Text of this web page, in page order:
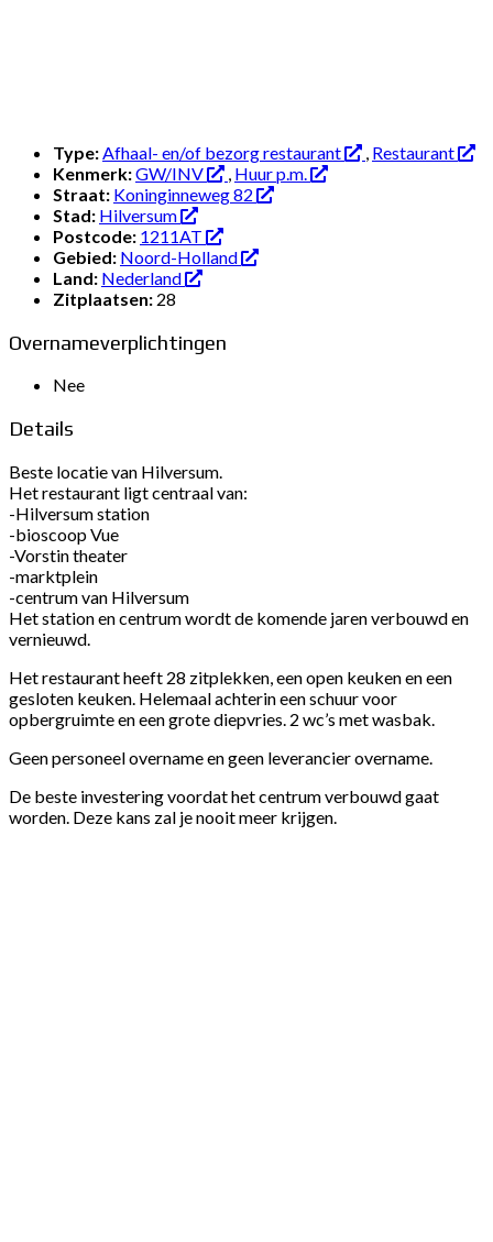
Type:Afhaal- en/of bezorg restaurant , Restaurant
Kenmerk:GW/INV , Huur p.m.
Straat: Koninginneweg 82
Stad: Hilversum
Postcode: 1211AT
Gebied: Noord-Holland
Land: Nederland
Zitplaatsen: 28
Overnameverplichtingen
Nee
Details
Beste locatie van Hilversum.
Het restaurant ligt centraal van:
-Hilversum station
-bioscoop Vue
-Vorstin theater
-marktplein
-centrum van Hilversum
Het station en centrum wordt de komende jaren verbouwd en
vernieuwd.
Het restaurant heeft 28 zitplekken, een open keuken en een
gesloten keuken. Helemaal achterin een schuur voor
opbergruimte en een grote diepvries. 2 wc’s met wasbak.
Geen personeel overname en geen leverancier overname.
De beste investering voordat het centrum verbouwd gaat
worden. Deze kans zal je nooit meer krijgen.